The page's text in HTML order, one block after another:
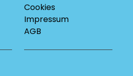
Cookies
Impressum
AGB